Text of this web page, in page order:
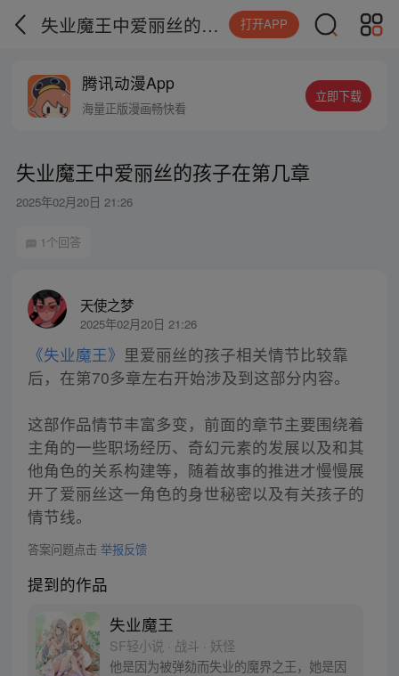
失业魔王中爱丽丝的孩子在第几章 打开APP
腾讯动漫App
海量正版漫画畅快看
立即下载
失业魔王中爱丽丝的孩子在第几章
2025年02月20日 21:26
1个回答
天使之梦
2025年02月20日 21:26
《失业魔王》 里爱丽丝的孩子相关情节比较靠
后，在第70多章左右开始涉及到这部分内容。
这部作品情节丰富多变，前面的章节主要围绕着
主角的一些职场经历、奇幻元素的发展以及和其
他角色的关系构建等，随着故事的推进才慢慢展
开了爱丽丝这一角色的身世秘密以及有关孩子的
情节线。
答案问题点击 举报反馈
提到的作品
失业魔王
SF轻小说 · 战斗 · 妖怪
他是因为被弹劾而失业的魔界之王，她是因